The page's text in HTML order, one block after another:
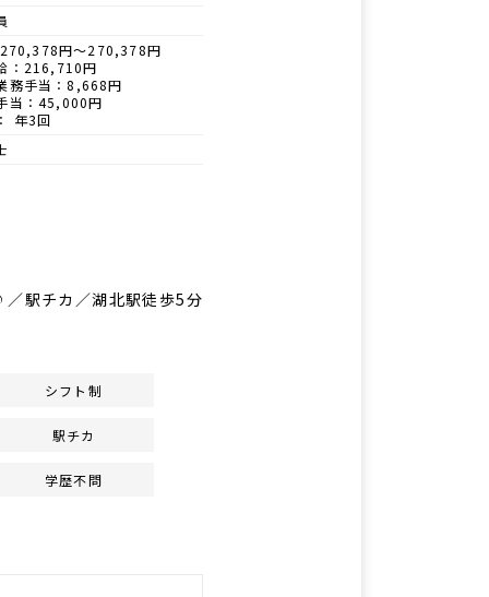
円～270,378円
：216,710円
務手当：8,668円
当：45,000円
年3回
駅チカ／湖北駅徒歩5分
シフト制
駅チカ
学歴不問